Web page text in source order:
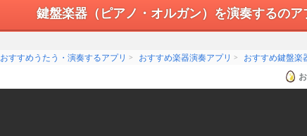
鍵盤楽器（ピアノ・オルガン）を演奏するのア
おすすめうたう・演奏するアプリ おすすめ楽器演奏アプリ おすすめ鍵盤楽